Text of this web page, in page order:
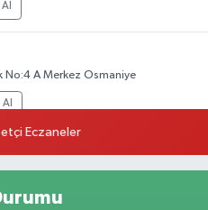
No:4 A Merkez Osmaniye
Eczaneler